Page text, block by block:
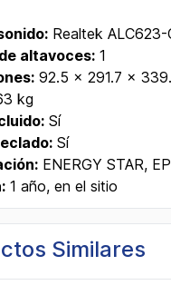
Realtek ALC623-
altavoces: 1
92.5 x 291.7 x
kg
Sí
Sí
ENERGY STAR,
1 año, en el sitio
Similares